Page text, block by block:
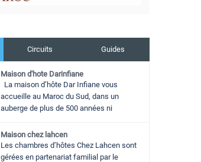
Circuits Guides
Maison d'hote Darinfiane
La maison d’hôte Dar Infiane vous
accueille au Maroc du Sud, dans un
auberge de plus de 500 années ni
Maison chez lahcen
Les chambres d’hôtes Chez Lahcen sont
gérées en partenariat familial par le